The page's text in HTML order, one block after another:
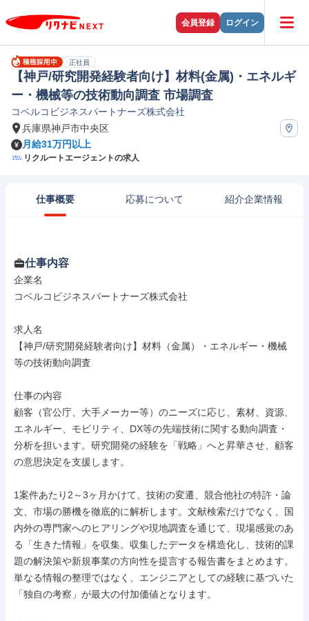
会員登録 ログイン
正社員
【神戸/研究開発経験者向け】材料(金属)・エネルギ
ー・機械等の技術動向調査 市場調査
コベルコビジネスパートナーズ株式会社
兵庫県神戸市中央区
月給31万円以上
リクルートエージェントの求人
仕事概要 応募について 紹介企業情報
仕事内容
企業名
コベルコビジネスパートナーズ株式会社
求人名
【神戸/研究開発経験者向け】材料（金属）・エネルギー・機械
等の技術動向調査
仕事の内容
顧客（官公庁、大手メーカー等）のニーズに応じ、素材、資源、
エネルギー、モビリティ、DX等の先端技術に関する動向調査・
分析を担います。研究開発の経験を「戦略」へと昇華させ、顧客
の意思決定を支援します。
1案件あたり2～3ヶ月かけて、技術の変遷、競合他社の特許・論
文、市場の勝機を徹底的に解析します。文献検索だけでなく、国
内外の専門家へのヒアリングや現地調査を通じて、現場感覚のあ
る「生きた情報」を収集。収集したデータを構造化し、技術的課
題の解決策や新規事業の方向性を提言する報告書をまとめます。
単なる情報の整理ではなく、エンジニアとしての経験に基づいた
「独自の考察」が最大の付加価値となります。